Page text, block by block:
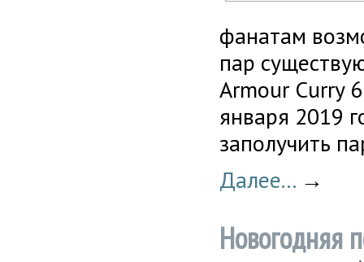
фанатам
пар
Armour Curry
января 2019
заполучить
Далее... →
Новогодняя